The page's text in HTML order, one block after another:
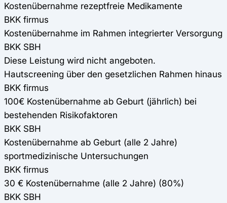
Kostenübernahme rezeptfreie Medikamente
BKK firmus
Kostenübernahme im Rahmen integrierter Versorgung
BKK SBH
Diese Leistung wird nicht angeboten.
Hautscreening über den gesetzlichen Rahmen hinaus
BKK firmus
100€ Kostenübernahme ab Geburt (jährlich) bei
bestehenden Risikofaktoren
BKK SBH
Kostenübernahme ab Geburt (alle 2 Jahre)
sportmedizinische Untersuchungen
BKK firmus
30 € Kostenübernahme (alle 2 Jahre) (80%)
BKK SBH